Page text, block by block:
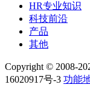
HR专业知识
科技前沿
产品
其他
Copyright © 2008-
16020917号-3 功能